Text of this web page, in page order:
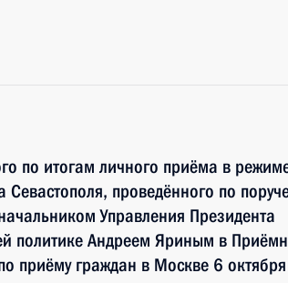
по итогам личного приёма в
проведённого по
Управления Президента
политике Андреем Яриным в
приёму граждан в Москве 6 октября